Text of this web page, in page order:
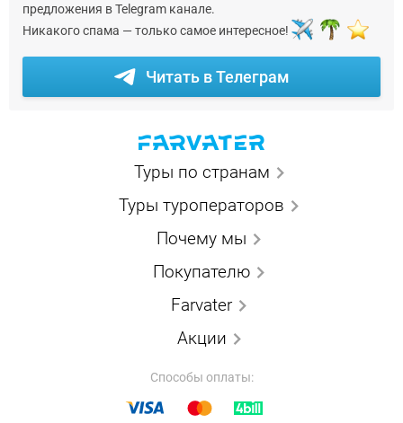
предложения в Telegram канале.
Никакого спама — только самое интересное!
Читать в Телеграм
Туры по странам
Туры туроператоров
Почему мы
Покупателю
Farvater
Акции
Способы оплаты: